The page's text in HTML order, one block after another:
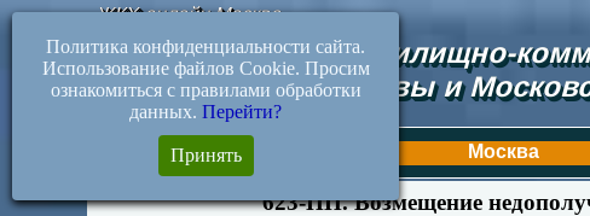
Первая Москва
Документы жилищно-
Москвы и
ЖКХ-онлайн.Москва
623-ПП. Возмещение
Политика конфиденциальности сайта.
Использование файлов Cookie. Просим
ознакомиться с правилами обработки
данных. Перейти?
Принять